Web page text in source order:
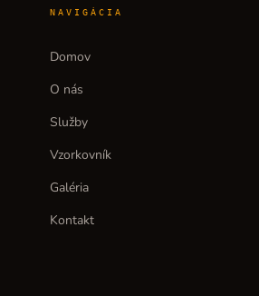
NAVIGÁCIA
Domov
O nás
Služby
Vzorkovník
Galéria
Kontakt